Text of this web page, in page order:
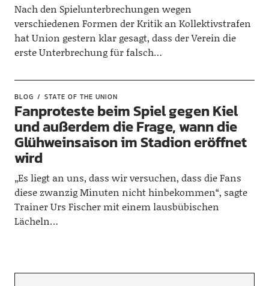
Nach den Spielunterbrechungen wegen
verschiedenen Formen der Kritik an Kollektivstrafen
hat Union gestern klar gesagt, dass der Verein die
erste Unterbrechung für falsch…
BLOG STATE OF THE UNION
Fanproteste beim Spiel gegen Kiel
und außerdem die Frage, wann die
Glühweinsaison im Stadion eröffnet
wird
„Es liegt an uns, dass wir versuchen, dass die Fans
diese zwanzig Minuten nicht hinbekommen“, sagte
Trainer Urs Fischer mit einem lausbübischen
Lächeln…